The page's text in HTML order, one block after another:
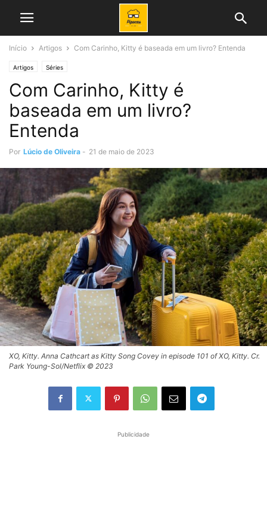
Início Artigos Com Carinho, Kitty é baseada em um livro? Entenda
Artigos Séries
Com Carinho, Kitty é
baseada em um livro?
Entenda
Por Lúcio de Oliveira - 21 de maio de 2023
XO, Kitty. Anna Cathcart as Kitty Song Covey in episode 101 of XO, Kitty. Cr.
Park Young-Sol/Netflix © 2023
Publicidade